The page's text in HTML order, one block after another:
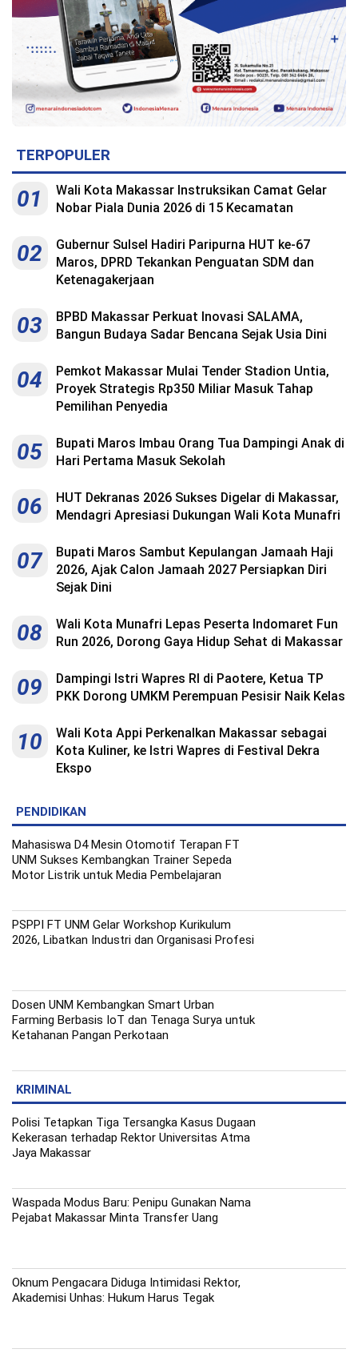
TERPOPULER
01
Wali Kota Makassar Instruksikan Camat Gelar
Nobar Piala Dunia 2026 di 15 Kecamatan
02
Gubernur Sulsel Hadiri Paripurna HUT ke-67
Maros, DPRD Tekankan Penguatan SDM dan
Ketenagakerjaan
03
BPBD Makassar Perkuat Inovasi SALAMA,
Bangun Budaya Sadar Bencana Sejak Usia Dini
04
Pemkot Makassar Mulai Tender Stadion Untia,
Proyek Strategis Rp350 Miliar Masuk Tahap
Pemilihan Penyedia
05
Bupati Maros Imbau Orang Tua Dampingi Anak di
Hari Pertama Masuk Sekolah
06
HUT Dekranas 2026 Sukses Digelar di Makassar,
Mendagri Apresiasi Dukungan Wali Kota Munafri
07
Bupati Maros Sambut Kepulangan Jamaah Haji
2026, Ajak Calon Jamaah 2027 Persiapkan Diri
Sejak Dini
08
Wali Kota Munafri Lepas Peserta Indomaret Fun
Run 2026, Dorong Gaya Hidup Sehat di Makassar
09
Dampingi Istri Wapres RI di Paotere, Ketua TP
PKK Dorong UMKM Perempuan Pesisir Naik Kelas
10
Wali Kota Appi Perkenalkan Makassar sebagai
Kota Kuliner, ke Istri Wapres di Festival Dekra
Ekspo
PENDIDIKAN
Mahasiswa D4 Mesin Otomotif Terapan FT
UNM Sukses Kembangkan Trainer Sepeda
Motor Listrik untuk Media Pembelajaran
PSPPI FT UNM Gelar Workshop Kurikulum
2026, Libatkan Industri dan Organisasi Profesi
Dosen UNM Kembangkan Smart Urban
Farming Berbasis IoT dan Tenaga Surya untuk
Ketahanan Pangan Perkotaan
KRIMINAL
Polisi Tetapkan Tiga Tersangka Kasus Dugaan
Kekerasan terhadap Rektor Universitas Atma
Jaya Makassar
Waspada Modus Baru: Penipu Gunakan Nama
Pejabat Makassar Minta Transfer Uang
Oknum Pengacara Diduga Intimidasi Rektor,
Akademisi Unhas: Hukum Harus Tegak